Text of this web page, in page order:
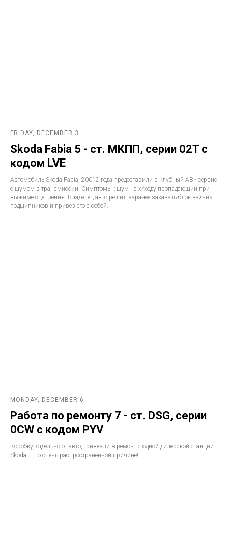
FRIDAY, DECEMBER 3
Skoda Fabia 5 - ст. МКПП, серии 02T с
кодом LVE
Автомобиль Skoda Fabia, 20012 года предоставили в клубный АВ - сервис
с шумом в трансмиссии. Симптомы : шум на х/ходу пропадающий при
выжиме сцепления. Владелец авто решил заранее заказать блок задних
подшипников и привез его с собой.
MONDAY, DECEMBER 6
Работа по ремонту 7 - ст. DSG, серии
0CW с кодом PYV
Коробку, отдельно от авто,привезли в ремонт с одной дилерской станции
Skoda ... по очень распространенной причине!